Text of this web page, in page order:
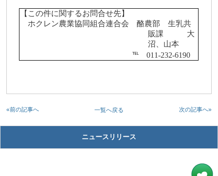
【この件に関するお問合せ先】
ホクレン農業協同組合連合会 酪農部 生乳共
販課 大
沼、山本
℡011-232-6190
一覧へ戻る
«前の記事へ 次の記事へ»
ニュースリリース